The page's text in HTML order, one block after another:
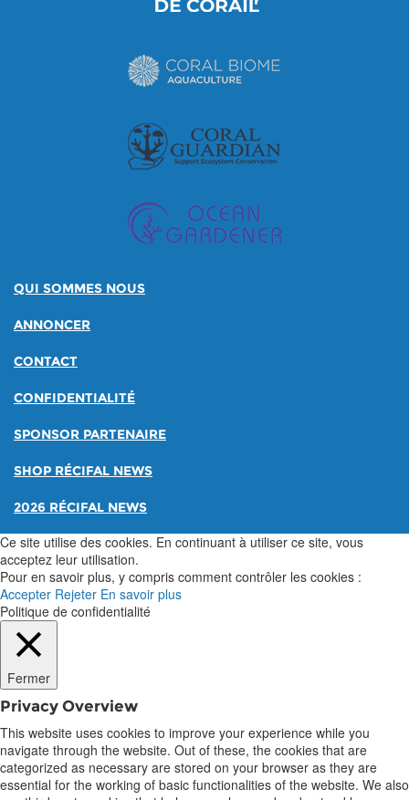
QUI SOMMES NOUS
ANNONCER
CONTACT
CONFIDENTIALITÉ
SPONSOR PARTENAIRE
SHOP RÉCIFAL NEWS
2026 RÉCIFAL NEWS
Ce site utilise des cookies. En continuant à utiliser ce site, vous
acceptez leur utilisation.
Pour en savoir plus, y compris comment contrôler les cookies :
Accepter Rejeter En savoir plus
Politique de confidentialité
Fermer
Privacy Overview
This website uses cookies to improve your experience while you
navigate through the website. Out of these, the cookies that are
categorized as necessary are stored on your browser as they are
essential for the working of basic functionalities of the website. We also